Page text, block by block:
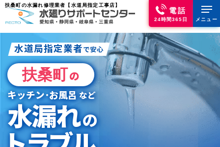
扶桑町の水漏れ修理業者【水道局指定工事店】
電話
24時間365日 メニュー
水道局指定業者 で安心
扶桑町の
キッチン･お風呂 など
水漏れの